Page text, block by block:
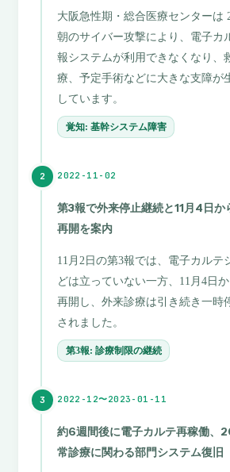
大阪急性期・総合医療センターは
朝のサイバー攻撃により、電子カ
報システムが利用できなくなり、
療、予定手術などに大きな支障が
しています。
覚知: 基幹システム障害
2 2022-11-02
第3報で外来停止継続と11月4日か
再開を案内
11月2日の第3報では、電子カルテ
どは立っていない一方、11月4日
再開し、外来診療は引き続き一時
されました。
第3報: 診療制限の継続
3 2022-12〜2023-01-11
約6週間後に電子カルテ再稼働、
常診療に関わる部門システム復旧